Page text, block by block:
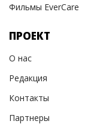
Фильмы EverCare
ПРОЕКТ
О нас
Редакция
Контакты
Партнеры